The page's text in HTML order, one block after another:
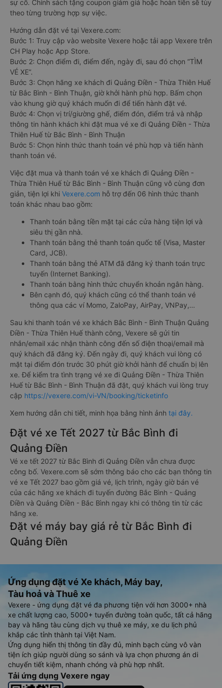
sự cố. Chính sách tặng coupon giảm giá hoặc hoàn tiền sẽ tùy
theo từng trường hợp sự việc.
Hướng dẫn đặt vé tại Vexere.com:
Bước 1: Truy cập vào website Vexere hoặc tải app Vexere trên
CH Play hoặc App Store.
Bước 2: Chọn điểm đi, điểm đến, ngày đi, sau đó chọn “TÌM
VÉ XE”.
Bước 3: Chọn hãng xe khách đi Quảng Điền - Thừa Thiên Huế
từ Bắc Bình - Bình Thuận, giờ khởi hành phù hợp. Bấm chọn
vào khung giờ quý khách muốn đi để tiến hành đặt vé.
Bước 4: Chọn vị trí/giường ghế, điểm đón, điểm trả và nhập
thông tin hành khách khi đặt mua vé xe đi Quảng Điền - Thừa
Thiên Huế từ Bắc Bình - Bình Thuận
Bước 5: Chọn hình thức thanh toán vé phù hợp và tiến hành
thanh toán vé.
Việc đặt mua và thanh toán vé xe khách đi Quảng Điền -
Thừa Thiên Huế từ Bắc Bình - Bình Thuận cũng vô cùng đơn
giản, tiện lợi khi Vexere.com hỗ trợ đến 06 hình thức thanh
toán khác nhau bao gồm:
Thanh toán bằng tiền mặt tại các cửa hàng tiện lợi và
siêu thị gần nhà.
Thanh toán bằng thẻ thanh toán quốc tế (Visa, Master
Card, JCB).
Thanh toán bằng thẻ ATM đã đăng ký thanh toán trực
tuyến (Internet Banking).
Thanh toán bằng hình thức chuyển khoản ngân hàng.
Bên cạnh đó, quý khách cũng có thể thanh toán vé
thông qua các ví Momo, ZaloPay, AirPay, VNPay,…
Sau khi thanh toán vé xe khách Bắc Bình - Bình Thuận Quảng
Điền - Thừa Thiên Huế thành công, Vexere sẽ gửi tin
nhắn/email xác nhận thành công đến số điện thoại/email mà
quý khách đã đăng ký. Đến ngày đi, quý khách vui lòng có
mặt tại điểm đón trước 30 phút giờ khởi hành để chuẩn bị lên
xe. Để kiểm tra tình trạng vé xe đi Quảng Điền - Thừa Thiên
Huế từ Bắc Bình - Bình Thuận đã đặt, quý khách vui lòng truy
cập https://vexere.com/vi-VN/booking/ticketinfo
Xem hướng dẫn chi tiết, minh họa bằng hình ảnh tại đây.
Đặt vé xe Tết 2027 từ Bắc Bình đi
Quảng Điền
Vé xe tết 2027 từ Bắc Bình đi Quảng Điền vẫn chưa được
công bố. Vexere.com sẽ sớm thông báo cho các bạn thông tin
vé xe Tết 2027 bao gồm giá vé, lịch trình, ngày giờ bán vé
của các hãng xe khách đi tuyến đường Bắc Bình - Quảng
Điền và Quảng Điền - Bắc Bình ngay khi có thông tin từ các
hãng xe.
Đặt vé máy bay giá rẻ từ Bắc Bình đi
Quảng Điền
Ứng dụng đặt vé Xe khách, Máy bay,
Tàu hoả và Thuê xe
Vexere - ứng dụng đặt vé đa phương tiện với hơn 3000+ nhà
xe chất lượng cao, 5000+ tuyến đường toàn quốc, tất cả hãng
bay và hãng tàu cùng dịch vụ thuê xe máy, xe du lịch phủ
khắp các tỉnh thành tại Việt Nam.
Ứng dụng hiển thị thông tin đầy đủ, minh bạch cùng vô vàn
tiện ích giúp người dùng so sánh và lựa chọn phương án di
chuyển tiết kiệm, nhanh chóng và phù hợp nhất.
Tải ứng dụng Vexere ngay